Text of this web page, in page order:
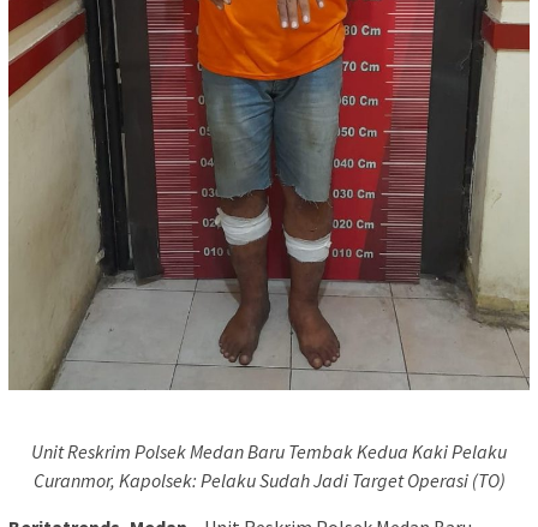
Unit Reskrim Polsek Medan Baru Tembak Kedua Kaki Pelaku
Curanmor, Kapolsek: Pelaku Sudah Jadi Target Operasi (TO)